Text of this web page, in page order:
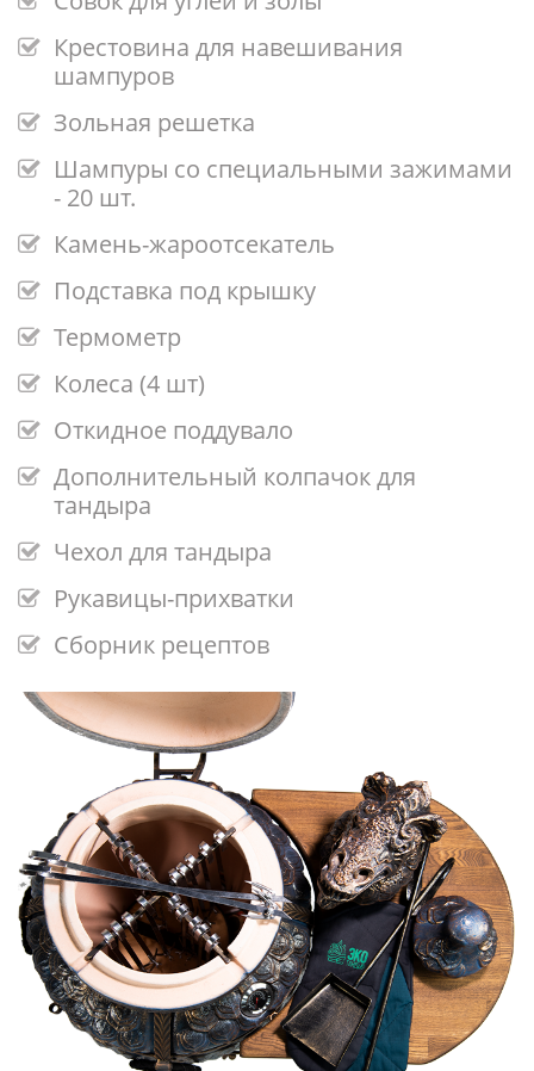
Крестовина для навешивания
шампуров
Зольная решетка
Шампуры со специальными зажимами
- 20 шт.
Камень-жароотсекатель
Подставка под крышку
Термометр
Колеса (4 шт)
Откидное поддувало
Дополнительный колпачок для
тандыра
Чехол для тандыра
Рукавицы-прихватки
Сборник рецептов